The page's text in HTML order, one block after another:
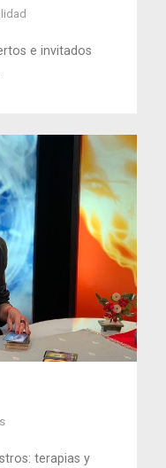
e invitados
terapias y